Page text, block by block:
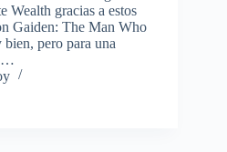
Wealth gracias a estos
Gaiden: The Man Who
pero para una